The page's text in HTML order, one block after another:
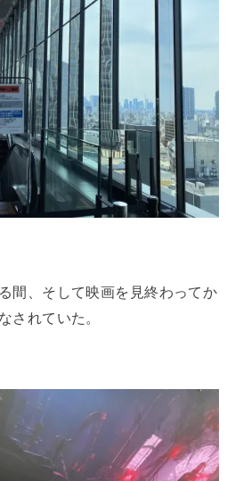
間、そして映画を見終わってか
されていた。